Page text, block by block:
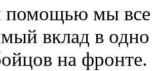
мы все
вклад в
на фронте.